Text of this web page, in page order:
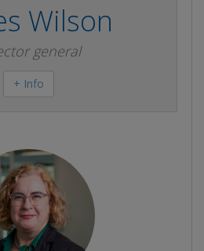
Wilson
general
+ Info